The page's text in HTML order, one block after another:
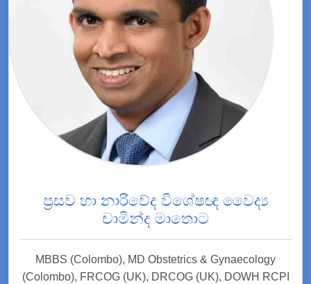
ප්‍රසව හා නාරිවේද විශේෂඥ වෛද්‍ය
චාමින්ද මාතොට
MBBS (Colombo), MD Obstetrics & Gynaecology
(Colombo), FRCOG (UK), DRCOG (UK), DOWH RCPI